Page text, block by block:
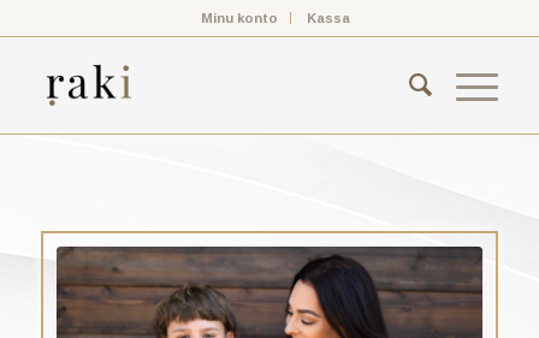
Minu konto Kassa